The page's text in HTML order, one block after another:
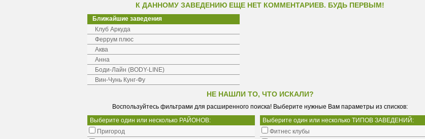
К ДАННОМУ ЗАВЕДЕНИЮ ЕЩЕ НЕТ КОММЕНТАРИЕВ. БУДЬ ПЕРВЫМ!
Ближайшие заведения
Клуб Аркуда
Феррум плюс
Аква
Анна
Боди-Лайн (BODY-LINE)
Вин-Чунь Кунг-Фу
НЕ НАШЛИ ТО, ЧТО ИСКАЛИ?
Воспользуйтесь фильтрами для расширенного поиска! Выберите нужные Вам параметры из списков:
Выберите один или несколько РАЙОНОВ:
Пригород
Выберите один или несколько ТИПОВ ЗАВЕДЕНИЙ:
Фитнес клубы